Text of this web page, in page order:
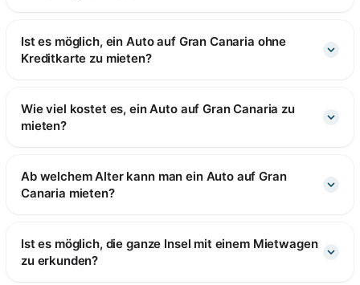
Ist es möglich, ein Auto auf Gran Canaria ohne
Kreditkarte zu mieten?
Wie viel kostet es, ein Auto auf Gran Canaria zu
mieten?
Ab welchem Alter kann man ein Auto auf Gran
Canaria mieten?
Ist es möglich, die ganze Insel mit einem Mietwagen
zu erkunden?